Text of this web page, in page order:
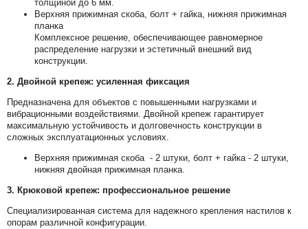
толщиной до 6 мм.
Верхняя прижимная скоба, болт + гайка, нижняя прижимная
планка
Комплексное решение, обеспечивающее равномерное
распределение нагрузки и эстетичный внешний вид
конструкции.
2. Двойной крепеж: усиленная фиксация
Предназначена для объектов с повышенными нагрузками и
вибрационными воздействиями. Двойной крепеж гарантирует
максимальную устойчивость и долговечность конструкции в
сложных эксплуатационных условиях.
Верхняя прижимная скоба - 2 штуки, болт + гайка - 2 штуки,
нижняя двойная прижимная планка.
3. Крюковой крепеж: профессиональное решение
Специализированная система для надежного крепления настилов к
опорам различной конфигурации.